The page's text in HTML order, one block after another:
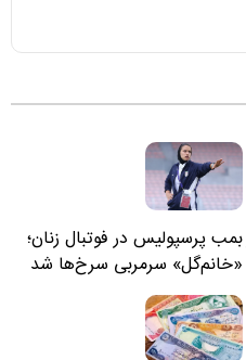
بمب پرسپولیس در فوتبال زنان؛
«خانم‌گل» سرمربی سرخ‌ها شد